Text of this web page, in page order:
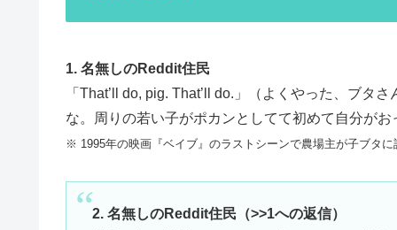
1. 名無しのReddit住民
「That’ll do, pig. That’ll do.」（よくやった、ブタ
な。周りの若い子がポカンとしてて初めて自分が
※ 1995年の映画『ベイブ』のラストシーンで農場主が子ブタ
2. 名無しのReddit住民（>>1への返信）